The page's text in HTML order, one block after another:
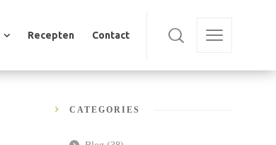
Recepten Contact
CATEGORIES